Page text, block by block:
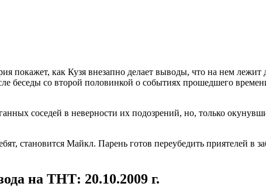
покажет, как Кузя внезапно делает выводы, что на нем
беседы со второй половинкой о событиях прошедшего
соседей в неверности их подозрений, но, только
становится Майкл. Парень готов переубедить приятелей в
на ТНТ: 20.10.2009 г.